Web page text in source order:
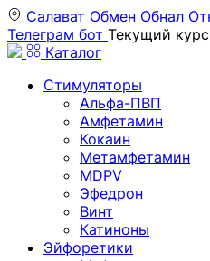
Салават Обмен Обнал
Телеграм бот Текущий
Каталог
Стимуляторы
Альфа-ПВП
Амфетамин
Кокаин
Метамфетамин
MDPV
Эфедрон
Винт
Катиноны
Эйфоретики